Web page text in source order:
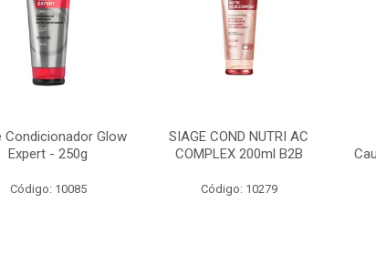
Condicionador Glow
Expert - 250g
Código: 10085
SIAGE COND NUTRI AC
COMPLEX 200ml B2B
Código: 10279